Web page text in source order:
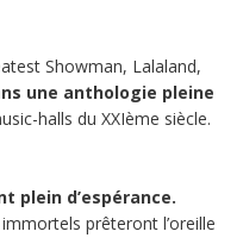
Showman, Lalaland,
une anthologie pleine
halls du XXIème siècle.
plein d’espérance.
prêteront l’oreille